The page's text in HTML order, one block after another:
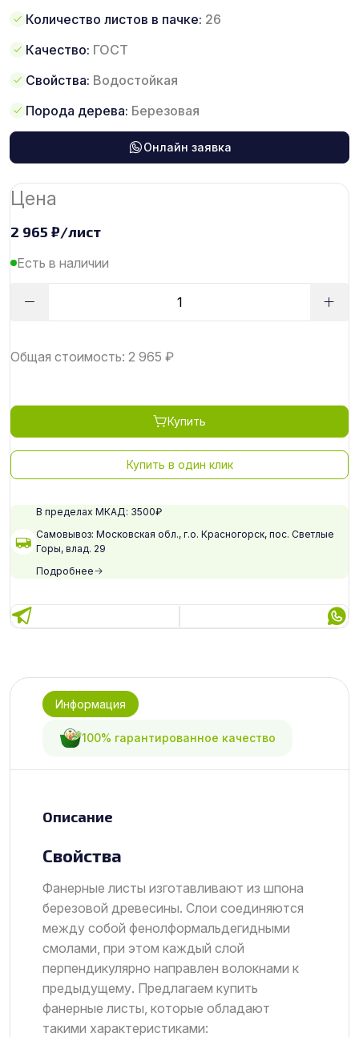
Количество листов в пачке: 26
Качество: ГОСТ
Свойства: Водостойкая
Порода дерева: Березовая
Онлайн заявка
Цена
2 965 ₽/лист
Есть в наличии
Общая стоимость: 2 965 ₽
Купить
Купить в один клик
В пределах МКАД: 3500₽
Самовывоз: Московская обл., г.о. Красногорск, пос. Светлые
Горы, влад. 29
Подробнее
Информация
100% гарантированное качество
Описание
Свойства
Фанерные листы изготавливают из шпона
березовой древесины. Слои соединяются
между собой фенолформальдегидными
смолами, при этом каждый слой
перпендикулярно направлен волокнами к
предыдущему. Предлагаем купить
фанерные листы, которые обладают
такими характеристиками: